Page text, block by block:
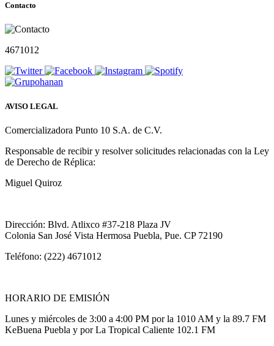
Contacto
4671012
AVISO LEGAL
Comercializadora Punto 10 S.A. de C.V.
Responsable de recibir y resolver solicitudes relacionadas con la Ley
de Derecho de Réplica:
Miguel Quiroz
Dirección: Blvd. Atlixco #37-218 Plaza JV
Colonia San José Vista Hermosa Puebla, Pue. CP 72190
Teléfono: (222) 4671012
HORARIO DE EMISIÓN
Lunes y miércoles de 3:00 a 4:00 PM por la 1010 AM y la 89.7 FM
KeBuena Puebla y por La Tropical Caliente 102.1 FM